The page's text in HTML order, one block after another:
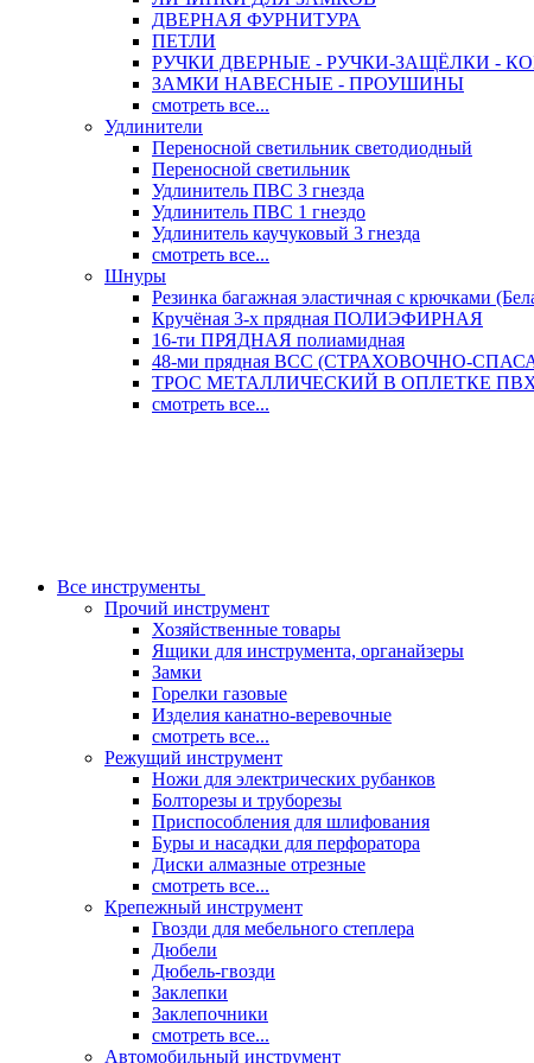
ДВЕРНАЯ ФУРНИТУРА
ПЕТЛИ
РУЧКИ ДВЕРНЫЕ - РУЧКИ-ЗАЩЁЛКИ -
ЗАМКИ НАВЕСНЫЕ - ПРОУШИНЫ
смотреть все...
Удлинители
Переносной светильник светодиодный
Переносной светильник
Удлинитель ПВС 3 гнезда
Удлинитель ПВС 1 гнездо
Удлинитель каучуковый 3 гнезда
смотреть все...
Шнуры
Резинка багажная эластичная с крючками
Кручёная 3-х прядная ПОЛИЭФИРНАЯ
16-ти ПРЯДНАЯ полиамидная
48-ми прядная ВСС (СТРАХОВОЧНО-
ТРОС МЕТАЛЛИЧЕСКИЙ В ОПЛЕТКЕ ПВХ
смотреть все...
Все инструменты
Прочий инструмент
Хозяйственные товары
Ящики для инструмента, органайзеры
Замки
Горелки газовые
Изделия канатно-веревочные
смотреть все...
Режущий инструмент
Ножи для электрических рубанков
Болторезы и труборезы
Приспособления для шлифования
Буры и насадки для перфоратора
Диски алмазные отрезные
смотреть все...
Крепежный инструмент
Гвозди для мебельного степлера
Дюбели
Дюбель-гвозди
Заклепки
Заклепочники
смотреть все...
Автомобильный инструмент